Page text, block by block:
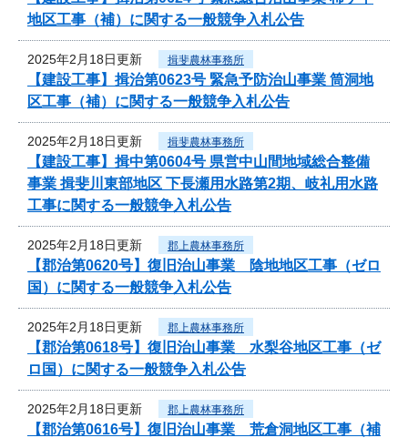
地区工事（補）に関する一般競争入札公告
2025年2月18日更新 揖斐農林事務所
【建設工事】揖治第0623号 緊急予防治山事業 筒洞地
区工事（補）に関する一般競争入札公告
2025年2月18日更新 揖斐農林事務所
【建設工事】揖中第0604号 県営中山間地域総合整備
事業 揖斐川東部地区 下長瀬用水路第2期、岐礼用水路
工事に関する一般競争入札公告
2025年2月18日更新 郡上農林事務所
【郡治第0620号】復旧治山事業 陰地地区工事（ゼロ
国）に関する一般競争入札公告
2025年2月18日更新 郡上農林事務所
【郡治第0618号】復旧治山事業 水梨谷地区工事（ゼ
ロ国）に関する一般競争入札公告
2025年2月18日更新 郡上農林事務所
【郡治第0616号】復旧治山事業 荒倉洞地区工事（補